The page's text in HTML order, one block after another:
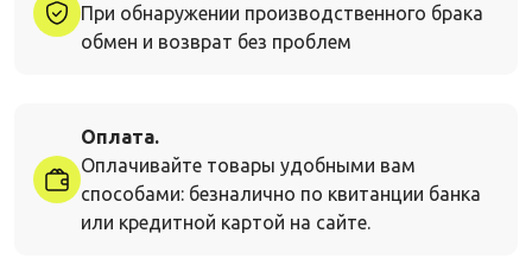
При обнаружении производственного брака
обмен и возврат без проблем
Оплата.
Оплачивайте товары удобными вам
способами: безналично по квитанции банка
или кредитной картой на сайте.